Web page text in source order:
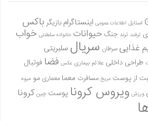
استایل اطلاعات عمومی اینستاگرام بازیگر باکس
ترفند ترند جنگ حیوانات خانواده سلطنتی خواب
غذاییسرطان سریال سلبریتی
طراحی داخلی علائم بیماری عکس فضا فوتبال
از پوست مریخ مسافرت معمامعماری مو میوه
ورزش ویروس کرونا پوست چین کرونا